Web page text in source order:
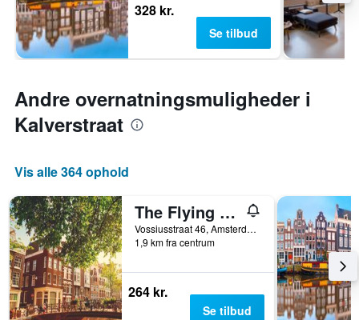
328 kr.
Se tilbud
Andre overnatningsmuligheder i
Kalverstraat
Vis alle 364 ophold
The Flying Pig Uptown Hostel
Vossiusstraat 46, Amsterdam, Noord-Holland, Holland
1,9 km fra centrum
264 kr.
Se tilbud